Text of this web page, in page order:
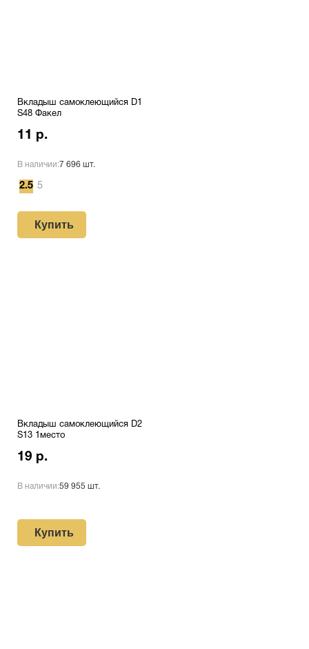
Вкладыш самоклеющийся D1
S48 Факел
11 р.
В наличии:7 696 шт.
2.5 5
Купить
Вкладыш самоклеющийся D2
S13 1место
19 р.
В наличии:59 955 шт.
Купить